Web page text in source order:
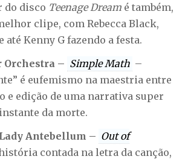
disco Teenage Dream é também,
clipe, com Rebecca Black,
até Kenny G fazendo a festa.
Orchestra – Simple Math –
é eufemismo na maestria entre
e edição de uma narrativa super
da morte.
Antebellum – Out of
contada na letra da canção,